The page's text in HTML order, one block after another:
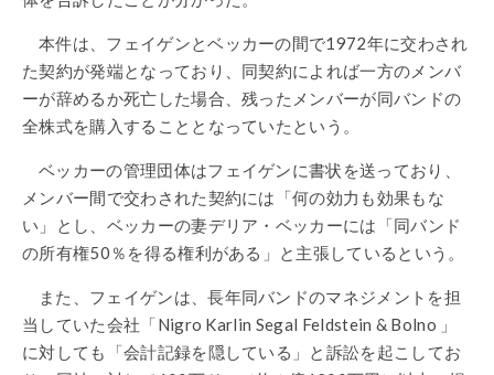
本件は、フェイゲンとベッカーの間で1972年に交わされ
た契約が発端となっており、同契約によれば一方のメンバ
ーが辞めるか死亡した場合、残ったメンバーが同バンドの
全株式を購入することとなっていたという。
ベッカーの管理団体はフェイゲンに書状を送っており、
メンバー間で交わされた契約には「何の効力も効果もな
い」とし、ベッカーの妻デリア・ベッカーには「同バンド
の所有権50％を得る権利がある」と主張しているという。
また、フェイゲンは、長年同バンドのマネジメントを担
当していた会社「Nigro Karlin Segal Feldstein & Bolno 」
に対しても「会計記録を隠している」と訴訟を起こしてお